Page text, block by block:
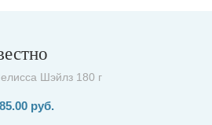
Шэйлз 180 г
руб.